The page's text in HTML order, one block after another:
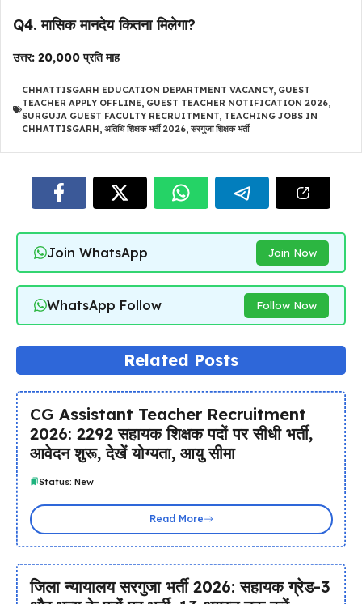
Q4. मासिक मानदेय कितना मिलेगा?
उत्तर: ₹20,000 प्रति माह
CHHATTISGARH EDUCATION DEPARTMENT VACANCY, GUEST
TEACHER APPLY OFFLINE, GUEST TEACHER NOTIFICATION 2026,
SURGUJA GUEST FACULTY RECRUITMENT, TEACHING JOBS IN
CHHATTISGARH, अतिथि शिक्षक भर्ती 2026, सरगुजा शिक्षक भर्ती
Join WhatsApp Join Now
WhatsApp Follow Follow Now
Related Posts
CG Assistant Teacher Recruitment
2026: 2292 सहायक शिक्षक पदों पर सीधी भर्ती,
आवेदन शुरू, देखें योग्यता, आयु सीमा
Status: New
Read More
जिला न्यायालय सरगुजा भर्ती 2026: सहायक ग्रेड-3